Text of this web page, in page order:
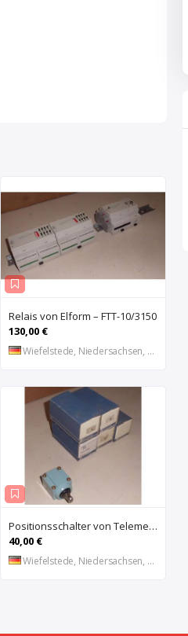
Relais von Elform – FTT-10/3150
130,00 €
Wiefelstede, Niedersachsen, DE
Positionsschalter von Telemecanique – ZC2-JE65
40,00 €
Wiefelstede, Niedersachsen, DE